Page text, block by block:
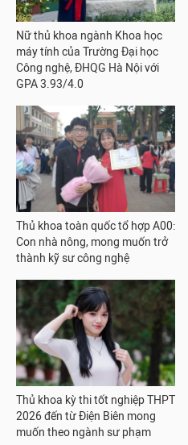
Nữ thủ khoa ngành Khoa học
máy tính của Trường Đại học
Công nghệ, ĐHQG Hà Nội với
GPA 3.93/4.0
Thủ khoa toàn quốc tổ hợp A00:
Con nhà nông, mong muốn trở
thành kỹ sư công nghệ
Thủ khoa kỳ thi tốt nghiệp THPT
2026 đến từ Điện Biên mong
muốn theo ngành sư phạm